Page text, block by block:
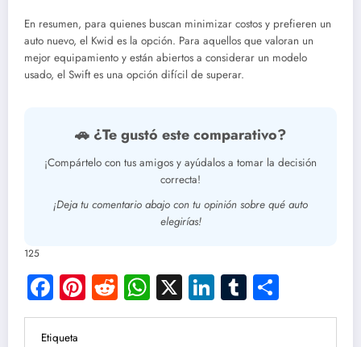
En resumen, para quienes buscan minimizar costos y prefieren un
auto nuevo, el Kwid es la opción. Para aquellos que valoran un
mejor equipamiento y están abiertos a considerar un modelo
usado, el Swift es una opción difícil de superar.
🚗 ¿Te gustó este comparativo?
¡Compártelo con tus amigos y ayúdalos a tomar la decisión
correcta!
¡Deja tu comentario abajo con tu opinión sobre qué auto
elegirías!
125
Facebook
Pinterest
RedditWhatsApp
X LinkedIn
Tumblr
Etiqueta